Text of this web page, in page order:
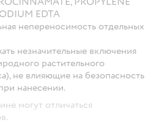
EDTA
непереносимость отдельных
незначительные включения
растительного
не влияющие на безопасность
нанесении.
могут отличаться